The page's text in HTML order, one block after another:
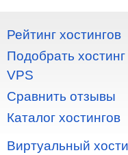
Рейтинг хостингов
Подобрать хостинг
VPS
Сравнить отзывы
Каталог хостингов
Виртуальный